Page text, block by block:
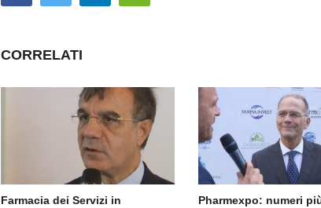
CORRELATI
Farmacia dei Servizi in
Pharmexpo: numeri